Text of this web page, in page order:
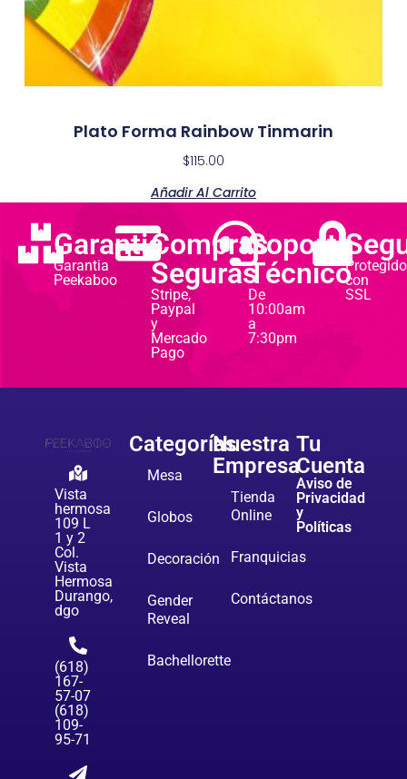
Plato Forma Rainbow Tinmarin
$115.00
Añadir Al Carrito
Garantia
Garantia
Peekaboo
Compras
Seguras
Stripe,
Paypal
y
Mercado
Pago
Soporte
Técnico
De
10:00am
a
7:30pm
Protegido
con
SSL
Vista
hermosa
109 L
1 y 2
Col.
Vista
Hermosa
Durango,
dgo
(618)
167-
57-07
(618)
109-
95-71
Categorías
Mesa
Globos
Decoración
Gender
Reveal
Bachellorette
Nuestra
Empresa
Tienda
Online
Franquicias
Contáctanos
Tu
Cuenta
Aviso de
Privacidad
y
Políticas